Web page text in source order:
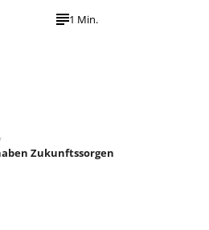
1 Min.
Zukunftssorgen